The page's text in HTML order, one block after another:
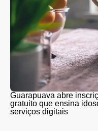
Guarapuava abre
gratuito que ensina
serviços digitais